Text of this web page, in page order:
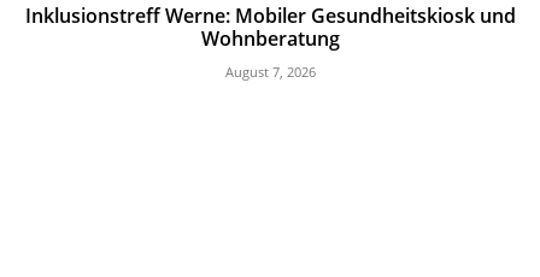
Inklusionstreff Werne: Mobiler Gesundheitskiosk und
Wohnberatung
August 7, 2026